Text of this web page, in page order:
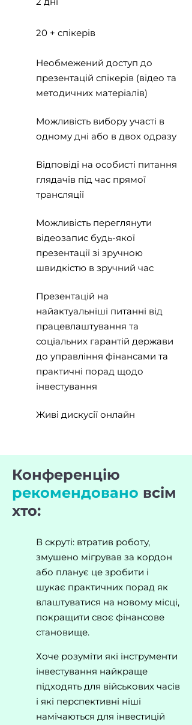
20 + спікерів
Необмежений доступ до
презентацій спікерів (відео та
методичних матеріалів)
Можливість вибору участі в
одному дні або в двох одразу
Відповіді на особисті питання
глядачів під час прямої
трансляції
Можливість переглянути
відеозапис будь-якої
презентації зі зручною
швидкістю в зручний час
Презентацій на
найактуальніші питанні від
працевлаштування та
соціальних гарантій держави
до управління фінансами та
практичні порад щодо
інвестування
Живі дискусії онлайн
Конференцію
рекомендовано всім
хто:
В скруті: втратив роботу,
змушено мігрував за кордон
або планує це зробити і
шукає практичних порад як
влаштуватися на новому місці,
покращити своє фінансове
становище.
Хоче розуміти які інструменти
інвестування найкраще
підходять для військових часів
і які перспективні ніші
намічаються для інвестицій